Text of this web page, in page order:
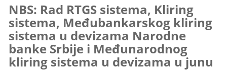
NBS: Rad RTGS sistema, Kliring
sistema, Međubankarskog kliring
sistema u devizama Narodne
banke Srbije i Međunarodnog
kliring sistema u devizama u junu